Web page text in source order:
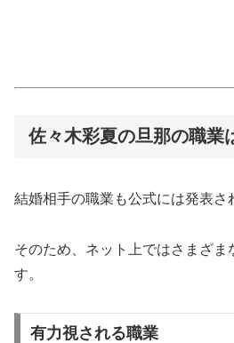
佐々木彩夏の旦那の職業
結婚相手の職業も公式には発表さ
そのため、ネット上ではさまざま
す。
有力視される職業